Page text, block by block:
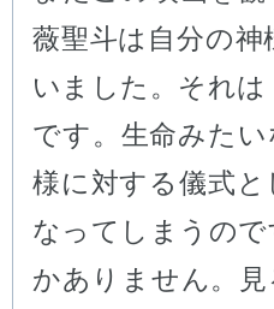
薇聖斗は自分の
いました。それ
です。生命みた
様に対する儀式
なってしまうの
かありません。